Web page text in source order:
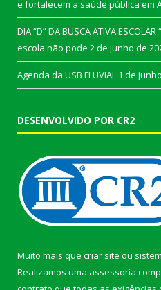
e fortalecem a saúde pública em
DIA “D” DA BUSCA ATIVA
escola não pode 2 de junho de
Agenda da USB FLUVIAL 1 de
DESENVOLVIDO POR CR2
Muito mais que criar site ou
Realizamos uma assessoria